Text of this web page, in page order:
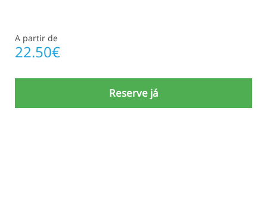
A partir de
22.50€
Reserve já